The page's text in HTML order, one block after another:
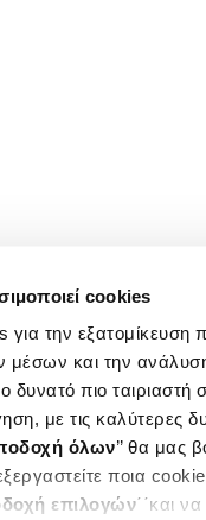
cookies
για την εξατομίκευση
μέσων και την
πιο ταιριαστή
με τις καλύτερες
όλων’’ θα μας
ποια
επιλογών΄΄και